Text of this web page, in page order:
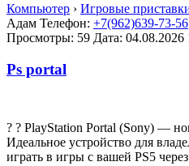
Компьютер › Игровые
Адам Телефон: +7(962)639-73-56
Просмотры: 59 Дата: 04.08.2026
Ps portal
? ? PlayStation Portal (Sony) —
Идеальное устройство для
играть в игры с вашей PS5